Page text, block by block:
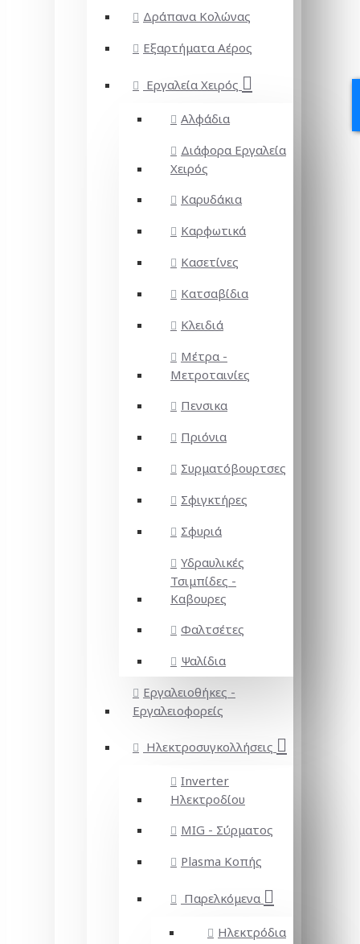
Δράπανα Κολώνας
Εξαρτήματα Αέρος
Εργαλεία Χειρός
Αλφάδια
Διάφορα Εργαλεία
Χειρός
Καρυδάκια
Καρφωτικά
Κασετίνες
Κατσαβίδια
Κλειδιά
Μέτρα -
Μετροταινίες
Πενσικα
Πριόνια
Συρματόβουρτσες
Σφιγκτήρες
Σφυριά
Υδραυλικές
Τσιμπίδες -
Καβουρες
Φαλτσέτες
Ψαλίδια
Εργαλειοθήκες -
Εργαλειοφορείς
Ηλεκτροσυγκολλήσεις
Inverter
Ηλεκτροδίου
MIG - Σύρματος
Plasma Κοπής
Παρελκόμενα
Ηλεκτρόδια